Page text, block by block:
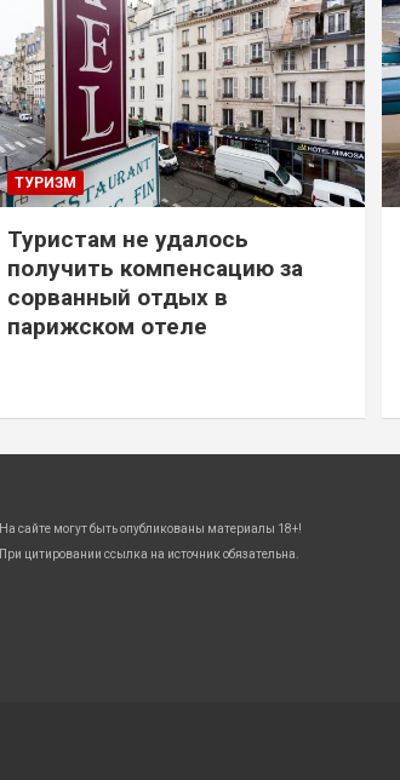
ТУРИЗМ
Туристам не удалось
получить компенсацию за
сорванный отдых в
парижском отеле
На сайте могут быть опубликованы материалы 18+!
При цитировании ссылка на источник обязательна.